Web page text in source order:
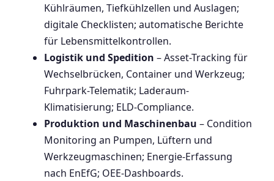
Kühlräumen, Tiefkühlzellen und Auslagen;
digitale Checklisten; automatische Berichte
für Lebensmittelkontrollen.
Logistik und Spedition – Asset-Tracking für
Wechselbrücken, Container und Werkzeug;
Fuhrpark-Telematik; Laderaum-
Klimatisierung; ELD-Compliance.
Produktion und Maschinenbau – Condition
Monitoring an Pumpen, Lüftern und
Werkzeugmaschinen; Energie-Erfassung
nach EnEfG; OEE-Dashboards.